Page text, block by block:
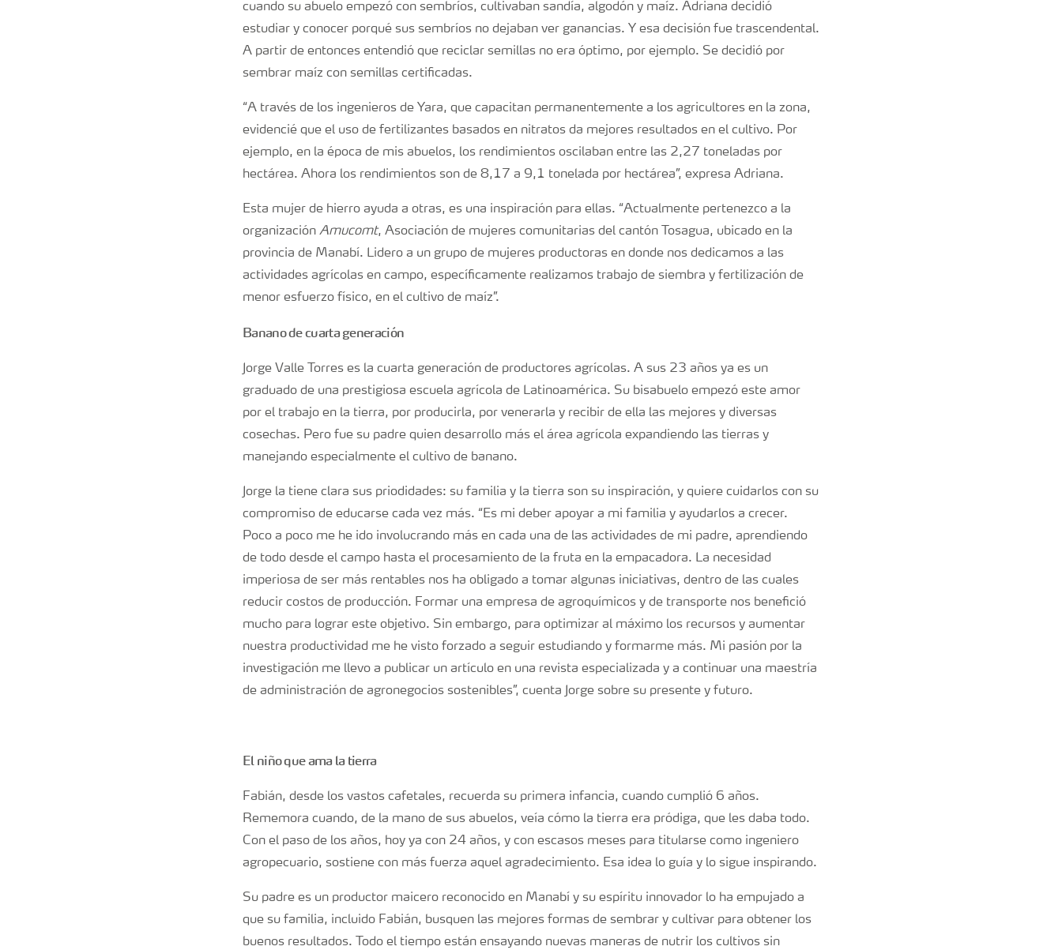
cuando su abuelo empezó con sembríos, cultivaban sandía, algodón y maíz. Adriana decidió
estudiar y conocer porqué sus sembríos no dejaban ver ganancias. Y esa decisión fue trascendental.
A partir de entonces entendió que reciclar semillas no era óptimo, por ejemplo. Se decidió por
sembrar maíz con semillas certificadas.
“A través de los ingenieros de Yara, que capacitan permanentemente a los agricultores en la zona,
evidencié que el uso de fertilizantes basados en nitratos da mejores resultados en el cultivo. Por
ejemplo, en la época de mis abuelos, los rendimientos oscilaban entre las 2,27 toneladas por
hectárea. Ahora los rendimientos son de 8,17 a 9,1 tonelada por hectárea”, expresa Adriana.
Esta mujer de hierro ayuda a otras, es una inspiración para ellas. “Actualmente pertenezco a la
organización Amucomt, Asociación de mujeres comunitarias del cantón Tosagua, ubicado en la
provincia de Manabí. Lidero a un grupo de mujeres productoras en donde nos dedicamos a las
actividades agrícolas en campo, específicamente realizamos trabajo de siembra y fertilización de
menor esfuerzo físico, en el cultivo de maíz”.
Banano de cuarta generación
Jorge Valle Torres es la cuarta generación de productores agrícolas. A sus 23 años ya es un
graduado de una prestigiosa escuela agrícola de Latinoamérica. Su bisabuelo empezó este amor
por el trabajo en la tierra, por producirla, por venerarla y recibir de ella las mejores y diversas
cosechas. Pero fue su padre quien desarrollo más el área agrícola expandiendo las tierras y
manejando especialmente el cultivo de banano.
Jorge la tiene clara sus priodidades: su familia y la tierra son su inspiración, y quiere cuidarlos con su
compromiso de educarse cada vez más. “Es mi deber apoyar a mi familia y ayudarlos a crecer.
Poco a poco me he ido involucrando más en cada una de las actividades de mi padre, aprendiendo
de todo desde el campo hasta el procesamiento de la fruta en la empacadora. La necesidad
imperiosa de ser más rentables nos ha obligado a tomar algunas iniciativas, dentro de las cuales
reducir costos de producción. Formar una empresa de agroquímicos y de transporte nos benefició
mucho para lograr este objetivo. Sin embargo, para optimizar al máximo los recursos y aumentar
nuestra productividad me he visto forzado a seguir estudiando y formarme más. Mi pasión por la
investigación me llevo a publicar un artículo en una revista especializada y a continuar una maestría
de administración de agronegocios sostenibles”, cuenta Jorge sobre su presente y futuro.
El niño que ama la tierra
Fabián, desde los vastos cafetales, recuerda su primera infancia, cuando cumplió 6 años.
Rememora cuando, de la mano de sus abuelos, veía cómo la tierra era pródiga, que les daba todo.
Con el paso de los años, hoy ya con 24 años, y con escasos meses para titularse como ingeniero
agropecuario, sostiene con más fuerza aquel agradecimiento. Esa idea lo guía y lo sigue inspirando.
Su padre es un productor maicero reconocido en Manabí y su espíritu innovador lo ha empujado a
que su familia, incluido Fabián, busquen las mejores formas de sembrar y cultivar para obtener los
buenos resultados. Todo el tiempo están ensayando nuevas maneras de nutrir los cultivos sin